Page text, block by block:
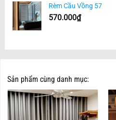
Rèm Cầu Vồng 57
570.000₫
Sản phẩm cùng danh mục: